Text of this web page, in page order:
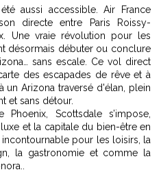
été aussi accessible. Air France
directe entre Paris Roissy-
Une vraie révolution pour les
désormais débuter ou conclure
sans escale. Ce vol direct
des escapades de rêve et à
Arizona traversé d'élan, plein
et sans détour.
Scottsdale s’impose,
et la capitale du bien-être en
pour les loisirs, la
la gastronomie et comme la